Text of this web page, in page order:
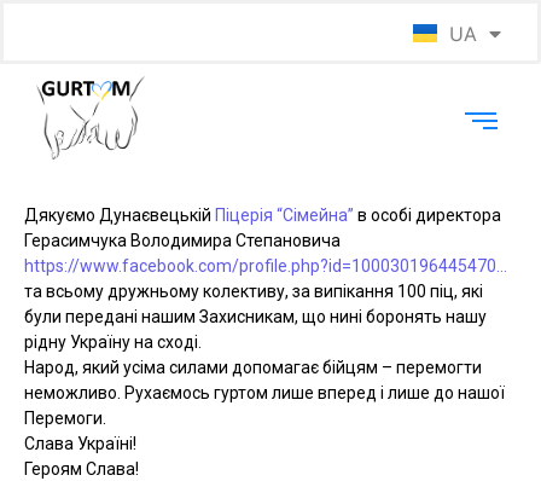
UA
EN
Дякуємо Дунаєвецькій Піцерія “Сімейна” в особі директора
Герасимчука Володимира Степановича
https://www.facebook.com/profile.php?id=100030196445470…
та всьому дружньому колективу, за випікання 100 піц, які
були передані нашим Захисникам, що нині боронять нашу
рідну Україну на сході.
Народ, який усіма силами допомагає бійцям – перемогти
неможливо. Рухаємось гуртом лише вперед і лише до нашої
Перемоги.
Слава Україні!
Героям Слава!